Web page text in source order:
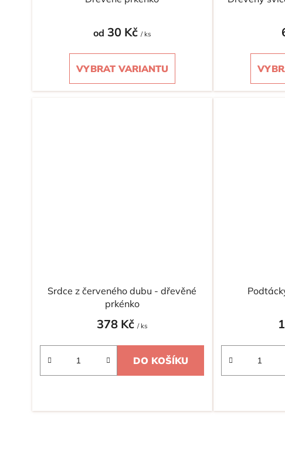
od 30 Kč / ks
VYBRAT VARIANTU
Srdce z červeného dubu - dřevěné
prkénko
378 Kč / ks
DO KOŠÍKU